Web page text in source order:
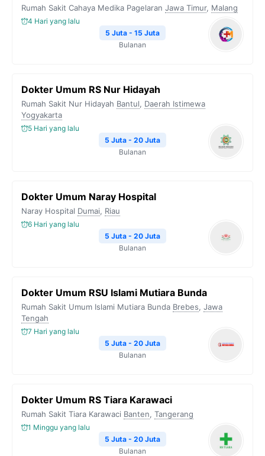
Rumah Sakit Cahaya Medika Pagelaran Jawa Timur, Malang
4 Hari yang lalu
5 Juta - 15 Juta
Bulanan
Dokter Umum RS Nur Hidayah
Rumah Sakit Nur Hidayah Bantul, Daerah Istimewa
Yogyakarta
5 Hari yang lalu
5 Juta - 20 Juta
Bulanan
Dokter Umum Naray Hospital
Naray Hospital Dumai, Riau
6 Hari yang lalu
5 Juta - 20 Juta
Bulanan
Dokter Umum RSU Islami Mutiara Bunda
Rumah Sakit Umum Islami Mutiara Bunda Brebes, Jawa
Tengah
7 Hari yang lalu
5 Juta - 20 Juta
Bulanan
Dokter Umum RS Tiara Karawaci
Rumah Sakit Tiara Karawaci Banten, Tangerang
1 Minggu yang lalu
5 Juta - 20 Juta
Bulanan